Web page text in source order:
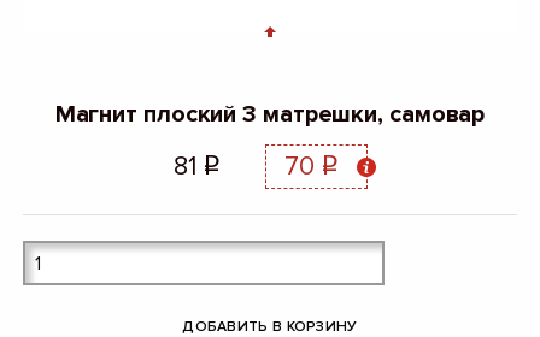
Магнит плоский 3 матрешки, самовар
81 q 70 q
ДОБАВИТЬ В КОРЗИНУ